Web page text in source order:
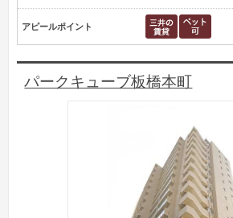
アピールポイント
パークキューブ板橋本町